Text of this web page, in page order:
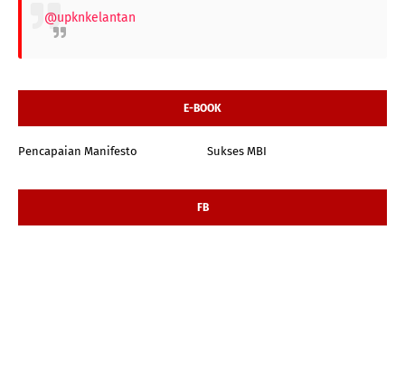
@upknkelantan
E-BOOK
Pencapaian Manifesto Sukses MBI
FB